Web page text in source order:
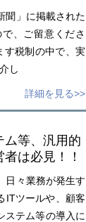
聞」に掲載された
、ご留意くださ
税制の中で、実
し
詳細を見る>>
ム等、汎用的
は必見！！
日々業務が発生す
ITツールや、顧客
ステム等の導入に